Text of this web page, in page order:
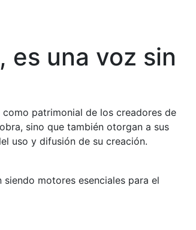
es una voz sin
patrimonial de los creadores de
sino que también otorgan a sus
uso y difusión de su creación.
motores esenciales para el